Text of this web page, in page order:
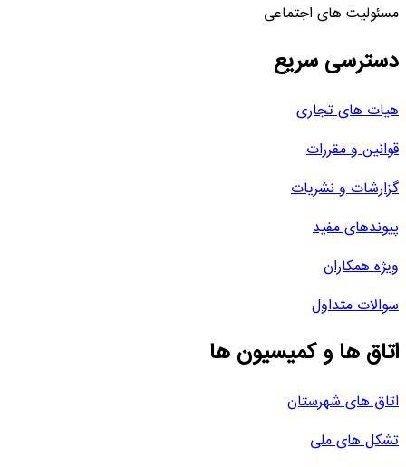
مسئولیت های اجتماعی
دسترسی سریع
هیات های تجاری
قوانین و مقررات
گزارشات و نشریات
پیوندهای مفید
ویژه همکاران
سوالات متداول
اتاق ها و کمیسیون ها
اتاق های شهرستان
تشکل های ملی